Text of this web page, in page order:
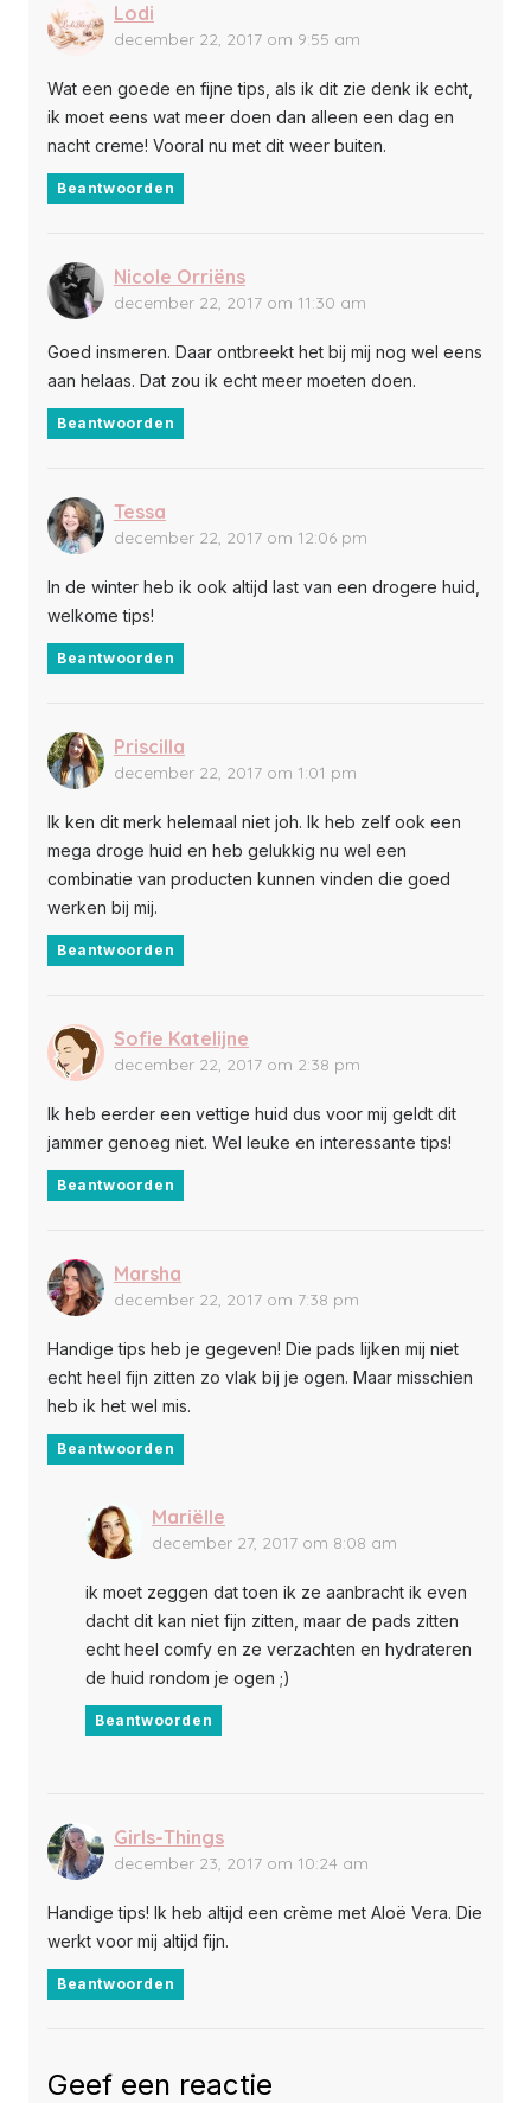
Lodi
december 22, 2017 om 9:55 am
Wat een goede en fijne tips, als ik dit zie denk ik echt,
ik moet eens wat meer doen dan alleen een dag en
nacht creme! Vooral nu met dit weer buiten.
Beantwoorden
Nicole Orriëns
december 22, 2017 om 11:30 am
Goed insmeren. Daar ontbreekt het bij mij nog wel eens
aan helaas. Dat zou ik echt meer moeten doen.
Beantwoorden
Tessa
december 22, 2017 om 12:06 pm
In de winter heb ik ook altijd last van een drogere huid,
welkome tips!
Beantwoorden
Priscilla
december 22, 2017 om 1:01 pm
Ik ken dit merk helemaal niet joh. Ik heb zelf ook een
mega droge huid en heb gelukkig nu wel een
combinatie van producten kunnen vinden die goed
werken bij mij.
Beantwoorden
Sofie Katelijne
december 22, 2017 om 2:38 pm
Ik heb eerder een vettige huid dus voor mij geldt dit
jammer genoeg niet. Wel leuke en interessante tips!
Beantwoorden
Marsha
december 22, 2017 om 7:38 pm
Handige tips heb je gegeven! Die pads lijken mij niet
echt heel fijn zitten zo vlak bij je ogen. Maar misschien
heb ik het wel mis.
Beantwoorden
Mariëlle
december 27, 2017 om 8:08 am
ik moet zeggen dat toen ik ze aanbracht ik even
dacht dit kan niet fijn zitten, maar de pads zitten
echt heel comfy en ze verzachten en hydrateren
de huid rondom je ogen ;)
Beantwoorden
Girls-Things
december 23, 2017 om 10:24 am
Handige tips! Ik heb altijd een crème met Aloë Vera. Die
werkt voor mij altijd fijn.
Beantwoorden
Geef een reactie